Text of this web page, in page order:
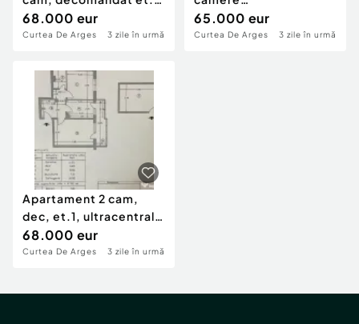
Curtea de Arges
Ivancea.
68.000 eur
Curtea De Arges 3 zile în urmă
semidecomandat în
Curtea de Arges
65.000 eur
Curtea De Arges 3 zile în urmă
Apartament 2 cam,
dec, et.1, ultracentral
in Curtea de Argeș
68.000 eur
Curtea De Arges 3 zile în urmă